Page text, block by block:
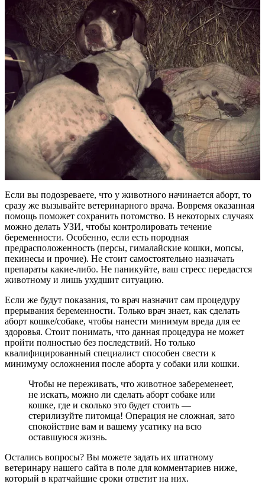
Если вы подозреваете, что у животного начинается аборт, то
сразу же вызывайте ветеринарного врача. Вовремя оказанная
помощь поможет сохранить потомство. В некоторых случаях
можно делать УЗИ, чтобы контролировать течение
беременности. Особенно, если есть породная
предрасположенность (персы, гималайские кошки, мопсы,
пекинесы и прочие). Не стоит самостоятельно назначать
препараты какие-либо. Не паникуйте, ваш стресс передастся
животному и лишь ухудшит ситуацию.
Если же будут показания, то врач назначит сам процедуру
прерывания беременности. Только врач знает, как сделать
аборт кошке/собаке, чтобы нанести минимум вреда для ее
здоровья. Стоит понимать, что данная процедура не может
пройти полностью без последствий. Но только
квалифицированный специалист способен свести к
минимуму осложнения после аборта у собаки или кошки.
Чтобы не переживать, что животное забеременеет,
не искать, можно ли сделать аборт собаке или
кошке, где и сколько это будет стоить —
стерилизуйте питомца! Операция не сложная, зато
спокойствие вам и вашему усатику на всю
оставшуюся жизнь.
Остались вопросы? Вы можете задать их штатному
ветеринару нашего сайта в поле для комментариев ниже,
который в кратчайшие сроки ответит на них.